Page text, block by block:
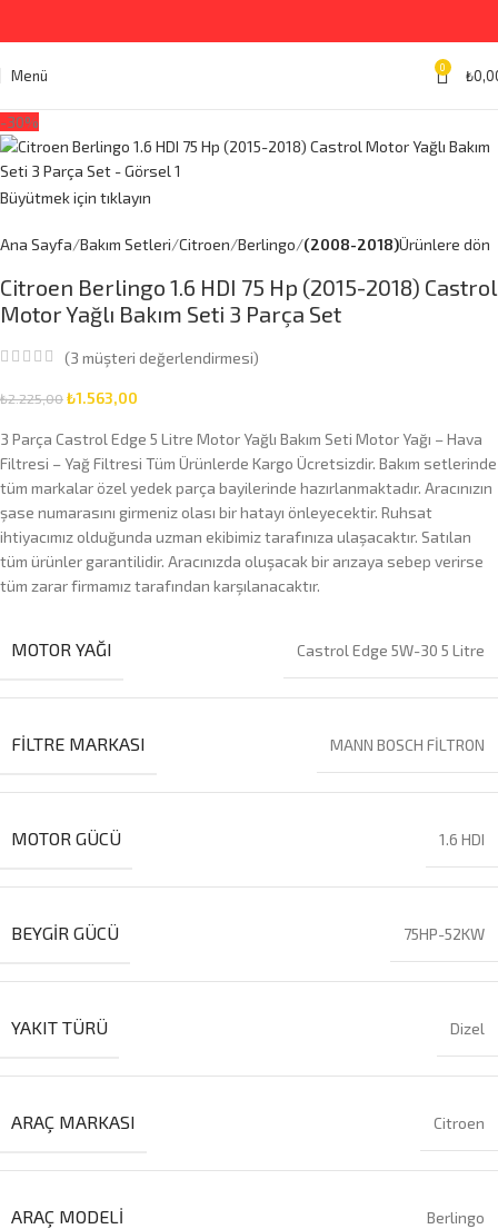
Menü 0 ₺
-30%
Büyütmek için tıklayın
Ana Sayfa Bakım Setleri Citroen Berlingo (2008-2018)Ürünlere dön
Citroen Berlingo 1.6 HDI 75 Hp (2015-2018) Castrol
Motor Yağlı Bakım Seti 3 Parça Set
(3 müşteri değerlendirmesi)
₺2.225,00₺1.563,00
3 Parça Castrol Edge 5 Litre Motor Yağlı Bakım Seti Motor Yağı – Hava
Filtresi – Yağ Filtresi Tüm Ürünlerde Kargo Ücretsizdir. Bakım setlerinde
tüm markalar özel yedek parça bayilerinde hazırlanmaktadır. Aracınızın
şase numarasını girmeniz olası bir hatayı önleyecektir. Ruhsat
ihtiyacımız olduğunda uzman ekibimiz tarafınıza ulaşacaktır. Satılan
tüm ürünler garantilidir. Aracınızda oluşacak bir arızaya sebep verirse
tüm zarar firmamız tarafından karşılanacaktır.
MOTOR YAĞI Castrol Edge 5W-30 5 Litre
FILTRE MARKASI MANN BOSCH FİLTRON
MOTOR GÜCÜ 1.6 HDI
BEYGIR GÜCÜ 75HP-52KW
YAKIT TÜRÜ Dizel
ARAÇ MARKASI Citroen
ARAÇ MODELI Berlingo